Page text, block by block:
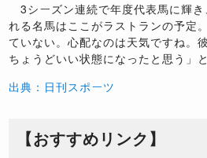
3シーズン連続で年度代表馬に輝
れる名馬はここがラストランの予定
ていない。心配なのは天気ですね。
ちょうどいい状態になったと思う」と
出典：日刊スポーツ
【おすすめリンク】